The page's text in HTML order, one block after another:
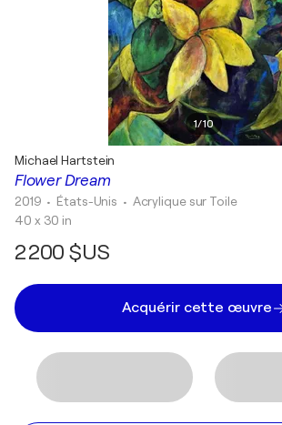
1/10
Flower Dream
Michael Hartstein
2019 • États-Unis • Acrylique sur Toile
40 x 30 in
2 200 $US
Acquérir cette œuvre